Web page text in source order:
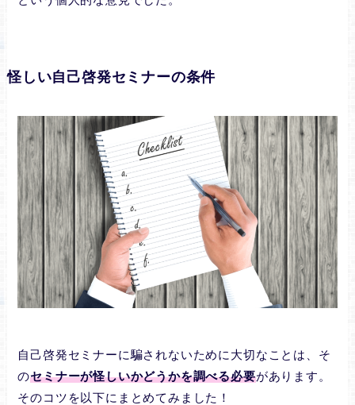
怪しい自己啓発セミナーの条件
自己啓発セミナーに騙されないために大切なことは、そ
のセミナーが怪しいかどうかを調べる必要があります。
そのコツを以下にまとめてみました！